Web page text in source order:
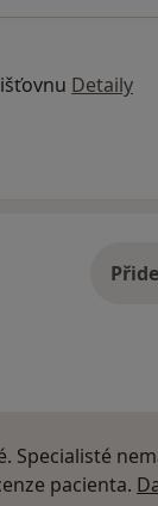
Detaily
Specialisté
pacienta.